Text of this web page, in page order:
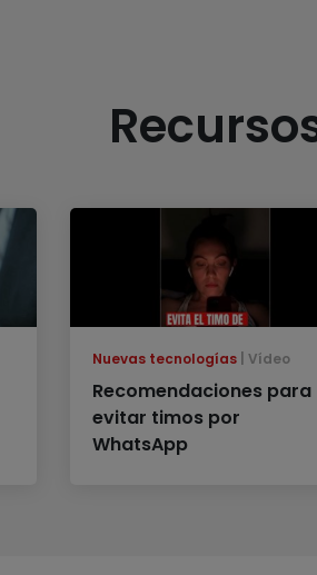
Nuevas tecnologías Vídeo
Recomendaciones para
evitar timos por
WhatsApp